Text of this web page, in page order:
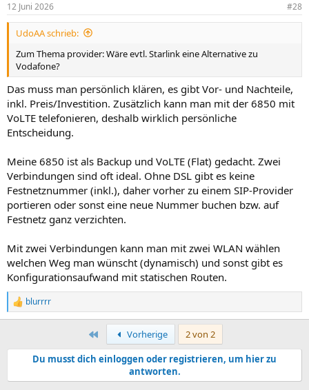
12 Juni 2026 #28
UdoAA schrieb:
Zum Thema provider: Wäre evtl. Starlink eine Alternative zu
Vodafone?
Das muss man persönlich klären, es gibt Vor- und Nachteile,
inkl. Preis/Investition. Zusätzlich kann man mit der 6850 mit
VoLTE telefonieren, deshalb wirklich persönliche
Entscheidung.
Meine 6850 ist als Backup und VoLTE (Flat) gedacht. Zwei
Verbindungen sind oft ideal. Ohne DSL gibt es keine
Festnetznummer (inkl.), daher vorher zu einem SIP-Provider
portieren oder sonst eine neue Nummer buchen bzw. auf
Festnetz ganz verzichten.
Mit zwei Verbindungen kann man mit zwei WLAN wählen
welchen Weg man wünscht (dynamisch) und sonst gibt es
Konfigurationsaufwand mit statischen Routen.
R
e
t
n
blurrrr
Erste Vorherige
2 von 2
Du musst dich einloggen oder registrieren, um hier zu
antworten.